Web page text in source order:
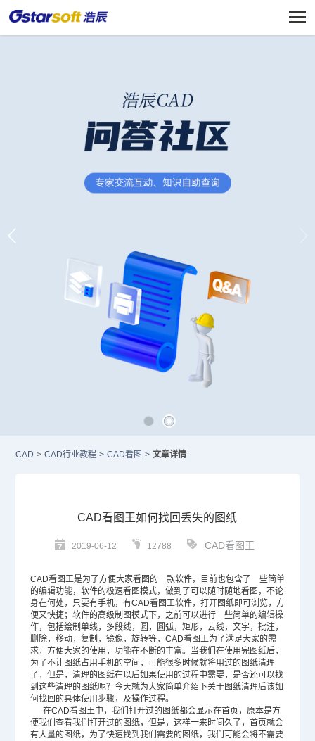
CAD > CAD行业教程 > CAD看图 > 文章详情
CAD看图王如何找回丢失的图纸
2019-06-12 12788 CAD看图王
CAD看图王是为了方便大家看图的一款软件，目前也包含了一些简单
的编辑功能，软件的极速看图模式，做到了可以随时随地看图，不论
身在何处，只要有手机，有CAD看图王软件，打开图纸即可浏览，方
便又快捷；软件的高级制图模式下，之前可以进行一些简单的编辑操
作，包括绘制单线，多段线，圆，圆弧，矩形，云线，文字，批注，
删除，移动，复制，镜像，旋转等，CAD看图王为了满足大家的需
求，方便大家的使用，功能在不断的丰富。当我们在使用完图纸后，
为了不让图纸占用手机的空间，可能很多时候就将用过的图纸清理
了，但是，清理的图纸在以后如果使用的过程中需要，是否还可以找
到这些清理的图纸呢？今天就为大家简单介绍下关于图纸清理后该如
何找回的具体使用步骤，及操作过程。
在CAD看图王中，我们打开过的图纸都会显示在首页，原本是方
便我们查看我们打开过的图纸，但是，这样一来时间久了，首页就会
有大量的图纸，为了快速找到我们需要的图纸，我们可能会将不需要